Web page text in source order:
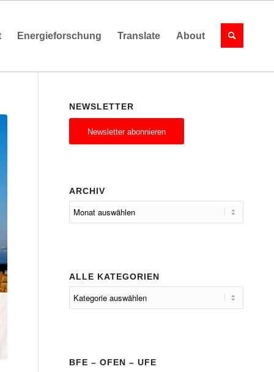
Energieforschung Translate About
NEWSLETTER
Newsletter abonnieren
ARCHIV
ALLE KATEGORIEN
BFE – OFEN – UFE